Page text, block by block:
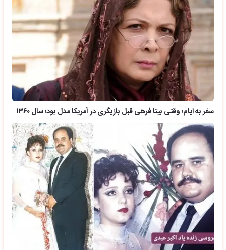
سفر به ایام؛ وقتی بیتا فرهی قبل بازیگری در آمریکا مدل بود؛ سال ۱۳۶۰